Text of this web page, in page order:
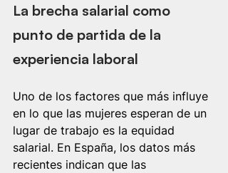
La brecha salarial como
punto de partida de la
experiencia laboral
Uno de los factores que más influye
en lo que las mujeres esperan de un
lugar de trabajo es la equidad
salarial. En España, los datos más
recientes indican que las